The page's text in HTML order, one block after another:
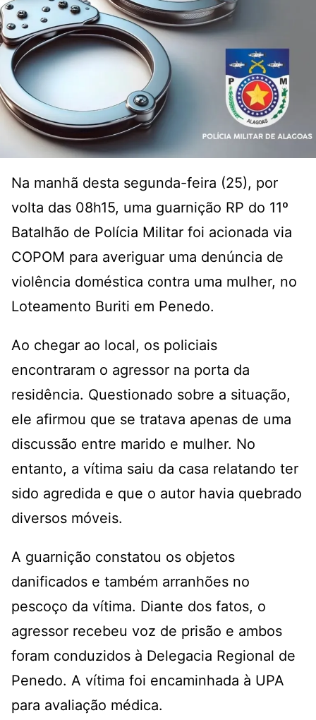
Na manhã desta segunda-feira (25), por
volta das 08h15, uma guarnição RP do 11º
Batalhão de Polícia Militar foi acionada via
COPOM para averiguar uma denúncia de
violência doméstica contra uma mulher, no
Loteamento Buriti em Penedo.
Ao chegar ao local, os policiais
encontraram o agressor na porta da
residência. Questionado sobre a situação,
ele afirmou que se tratava apenas de uma
discussão entre marido e mulher. No
entanto, a vítima saiu da casa relatando ter
sido agredida e que o autor havia quebrado
diversos móveis.
A guarnição constatou os objetos
danificados e também arranhões no
pescoço da vítima. Diante dos fatos, o
agressor recebeu voz de prisão e ambos
foram conduzidos à Delegacia Regional de
Penedo. A vítima foi encaminhada à UPA
para avaliação médica.